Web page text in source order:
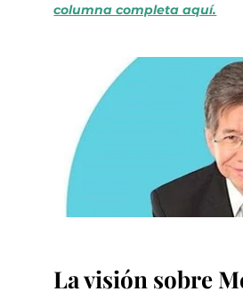
columna completa aquí.
La visión sobre